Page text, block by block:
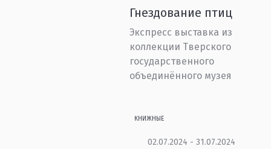
Гнездование птиц
Экспресс выставка из
коллекции Тверского
государственного
объединённого музея
КНИЖНЫЕ
02.07.2024 - 31.07.2024